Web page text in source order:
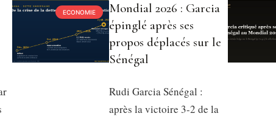
ECONOMIE
Mondial 2026 : Garcia
épinglé après ses
propos déplacés sur le
Sénégal
Rudi Garcia Sénégal :
après la victoire 3-2 de la